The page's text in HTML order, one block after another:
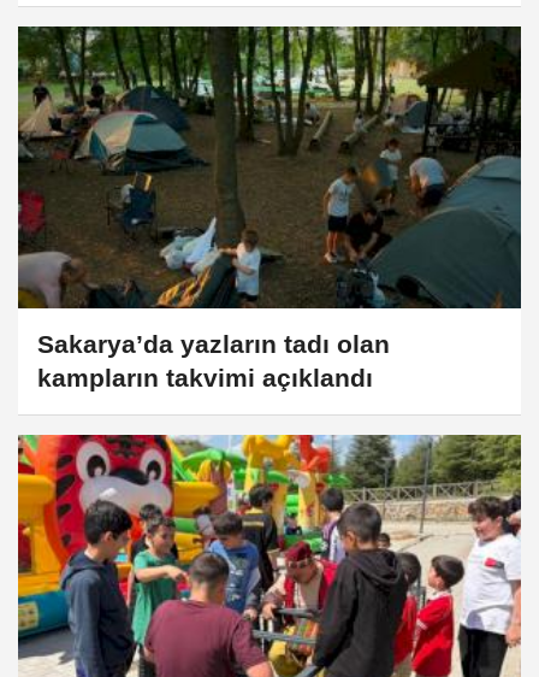
Sakarya’da yazların tadı olan
kampların takvimi açıklandı